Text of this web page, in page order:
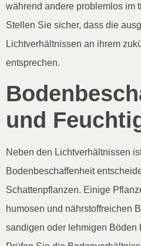
während andere problemlos im
Stellen Sie sicher, dass die
Lichtverhältnissen an ihrem
entsprechen.
und
Neben den Lichtverhältnissen
Bodenbeschaffenheit
Schattenpflanzen. Einige
humosen und nährstoffreichen
sandigen oder lehmigen Böden